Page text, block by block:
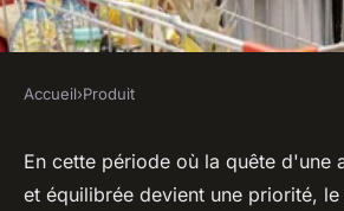
Quels sont les
Accueil›Produit
En cette période où la quête d'une
et équilibrée devient une priorité, le